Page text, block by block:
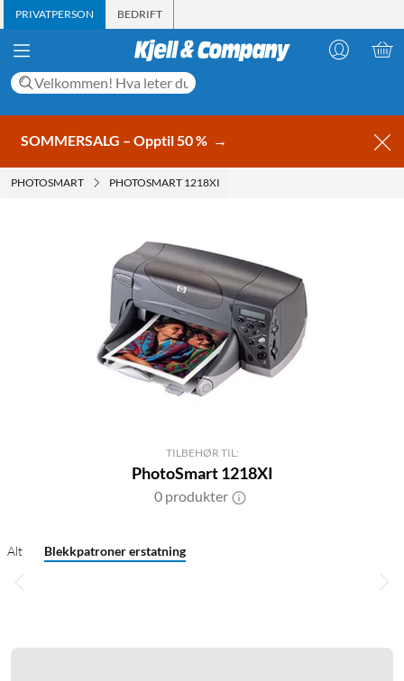
PRIVATPERSON BEDRIFT
SOMMERSALG – Opptil 50 % →
PHOTOSMART PHOTOSMART 1218XI
TILBEHØR TIL:
PhotoSmart 1218XI
0 produkter
Alt Blekkpatroner erstatning